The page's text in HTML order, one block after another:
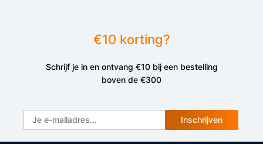
€10 korting?
Schrijf je in en ontvang €10 bij een bestelling
boven de €300
Inschrijven